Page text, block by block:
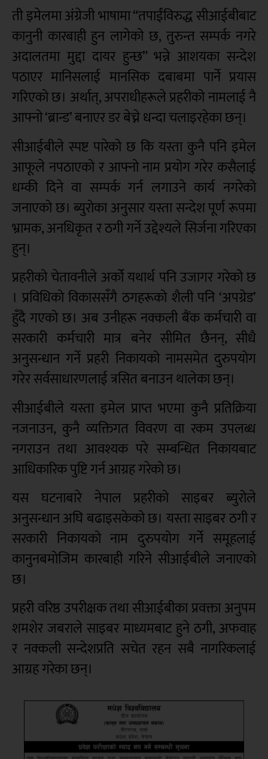
ती इमेलमा अंग्रेजी भाषामा “तपाईंविरुद्ध सीआईबीबाट
कानुनी कारबाही हुन लागेको छ, तुरुन्त सम्पर्क नगरे
अदालतमा मुद्दा दायर हुन्छ” भन्ने आशयका सन्देश
पठाएर मानिसलाई मानसिक दबाबमा पार्ने प्रयास
गरिएको छ। अर्थात्, अपराधीहरूले प्रहरीको नामलाई नै
आफ्नो ‘ब्रान्ड’ बनाएर डर बेच्ने धन्दा चलाइरहेका छन्।
सीआईबीले स्पष्ट पारेको छ कि यस्ता कुनै पनि इमेल
आफूले नपठाएको र आफ्नो नाम प्रयोग गरेर कसैलाई
धम्की दिने वा सम्पर्क गर्न लगाउने कार्य नगरेको
जनाएको छ। ब्युरोका अनुसार यस्ता सन्देश पूर्ण रूपमा
भ्रामक, अनधिकृत र ठगी गर्ने उद्देश्यले सिर्जना गरिएका
हुन्।
प्रहरीको चेतावनीले अर्को यथार्थ पनि उजागर गरेको छ
। प्रविधिको विकाससँगै ठगहरूको शैली पनि ‘अपग्रेड’
हुँदै गएको छ। अब उनीहरू नक्कली बैंक कर्मचारी वा
सरकारी कर्मचारी मात्र बनेर सीमित छैनन्, सीधै
अनुसन्धान गर्ने प्रहरी निकायको नामसमेत दुरुपयोग
गरेर सर्वसाधारणलाई त्रसित बनाउन थालेका छन्।
सीआईबीले यस्ता इमेल प्राप्त भएमा कुनै प्रतिक्रिया
नजनाउन, कुनै व्यक्तिगत विवरण वा रकम उपलब्ध
नगराउन तथा आवश्यक परे सम्बन्धित निकायबाट
आधिकारिक पुष्टि गर्न आग्रह गरेको छ।
यस घटनाबारे नेपाल प्रहरीको साइबर ब्युरोले
अनुसन्धान अघि बढाइसकेको छ। यस्ता साइबर ठगी र
सरकारी निकायको नाम दुरुपयोग गर्ने समूहलाई
कानुनबमोजिम कारबाही गरिने सीआईबीले जनाएको
छ।
प्रहरी वरिष्ठ उपरीक्षक तथा सीआईबीका प्रवक्ता अनुपम
शमशेर जबराले साइबर माध्यमबाट हुने ठगी, अफवाह
र नक्कली सन्देशप्रति सचेत रहन सबै नागरिकलाई
आग्रह गरेका छन्।